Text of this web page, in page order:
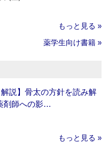
もっと見る »
薬学生向け書籍 »
説】骨太の方針を読み解
剤師への影…
もっと見る »